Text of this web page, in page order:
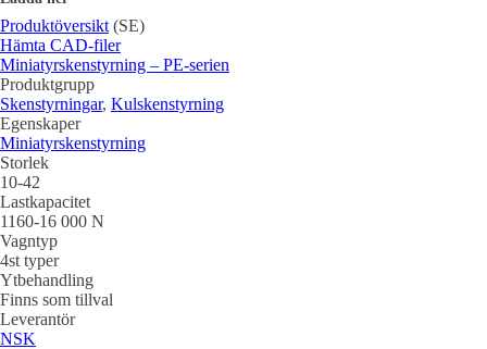
Produktöversikt (SE)
Hämta CAD-filer
Miniatyrskenstyrning – PE-serien
Produktgrupp
Skenstyrningar, Kulskenstyrning
Egenskaper
Miniatyrskenstyrning
Storlek
10-42
Lastkapacitet
1160-16 000 N
Vagntyp
4st typer
Ytbehandling
Finns som tillval
Leverantör
NSK